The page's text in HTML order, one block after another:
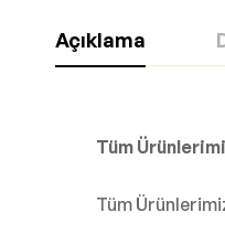
Açıklama
Tüm
Tüm